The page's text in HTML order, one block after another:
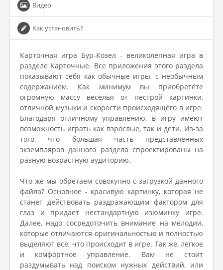
Видео
Как установить?
Карточная игра Бур-Козел - великолепная игра в
разделе Карточные. Все приложения этого раздела
показывают себя как обычные игры, с необычным
содержанием. Как минимум вы приобретёте
огромную массу веселья от пестрой картинки,
отличной музыки и скорости происходящего в игре.
Благодаря отличному управлению, в игру имеют
возможность играть как взрослые, так и дети. Из-за
того, что большая часть представленных
экземпляров данного раздела спроектированы на
разную возрастную аудиторию.
Что же мы обретаем совокупно с загрузкой данного
файла? Основное - красивую картинку, которая не
станет действовать раздражающим фактором для
глаз и придает нестандартную изюминку игре.
Далее, надо сосредоточить внимание на мелодии,
которые отличаются оригинальностью и полностью
выделяют всё, что происходит в игре. Так же, легкое
и комфортное управление. Вам не стоит
раздумывать над поиском нужных действий, или